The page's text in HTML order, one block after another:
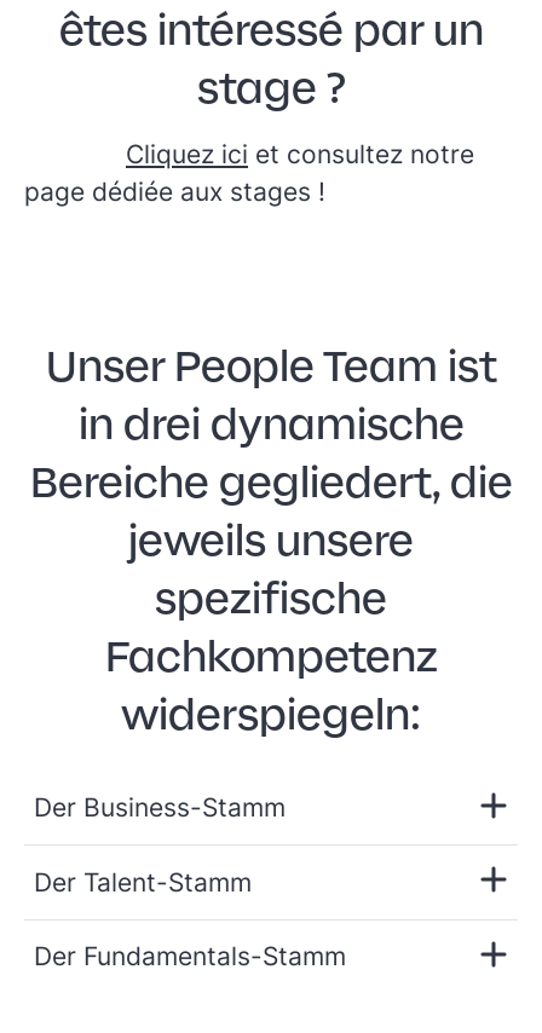
êtes intéressé par un
stage ?
Cliquez ici et consultez notre
page dédiée aux stages !
Unser People Team ist
in drei dynamische
Bereiche gegliedert, die
jeweils unsere
spezifische
Fachkompetenz
widerspiegeln:
Der Business-Stamm
Der Talent-Stamm
Der Fundamentals-Stamm